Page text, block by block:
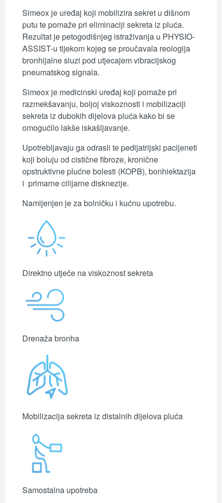
Simeox je uređaj koji mobilizira sekret u dišnom
putu te pomaže pri eliminaciji sekreta iz pluća.
Rezultat je petogodišnjeg istraživanja u PHYSIO-
ASSIST-u tijekom kojeg se proučavala reologija
bronhijalne sluzi pod utjecajem vibracijskog
pneumatskog signala.
Simeox je medicinski uređaj koji pomaže pri
razmekšavanju, boljoj viskoznosti i mobilizaciji
sekreta iz dubokih dijelova pluća kako bi se
omogućilo lakše iskašljavanje.
Upotrebljavaju ga odrasli te pedijatrijski pacijeneti
koji boluju od cistične fibroze, kronične
opstruktivne plućne bolesti (KOPB), bonhiektazija
i primarne cilijarne disknezije.
Namijenjen je za bolničku i kućnu upotrebu.
Direktno utječe na viskoznost sekreta
Drenaža bronha
Mobilizacija sekreta iz distalnih dijelova pluća
Samostalna upotreba